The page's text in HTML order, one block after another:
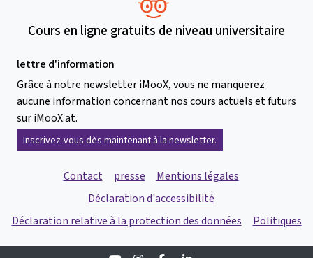
Cours en ligne gratuits de niveau universitaire
lettre d'information
Grâce à notre newsletter iMooX, vous ne manquerez
aucune information concernant nos cours actuels et futurs
sur iMooX.at.
Inscrivez-vous dès maintenant à la newsletter.
Contact presse
Mentions légales
Déclaration d'accessibilité
Déclaration relative à la protection des données
Politiques